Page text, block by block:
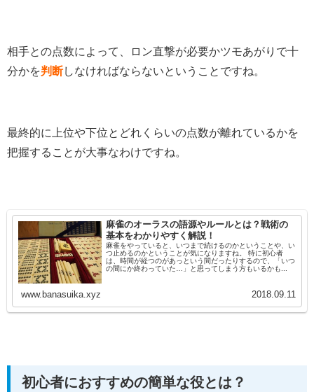
相手との点数によって、ロン直撃が必要かツモあがりで十
分かを判断しなければならないということですね。
最終的に上位や下位とどれくらいの点数が離れているかを
把握することが大事なわけですね。
麻雀のオーラスの語源やルールとは？戦術の
基本をわかりやすく解説！
麻雀をやっていると、いつまで続けるのかということや、い
つ止めるのかということが気になりますね。 特に初心者
は、時間が経つのがあっという間だったりするので、「いつ
の間にか終わっていた…」と思ってしまう方もいるかも...
www.banasuika.xyz 2018.09.11
初心者におすすめの簡単な役とは？